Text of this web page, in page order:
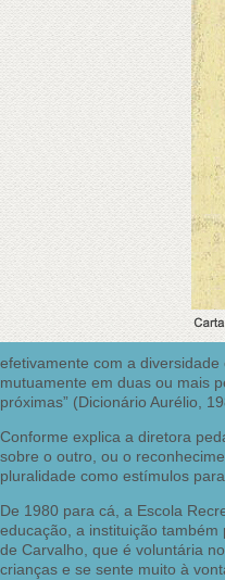
efetivamente com a
mutuamente em duas ou mais
próximas” (Dicionário Aurélio,
Conforme explica a diretora
sobre o outro, ou o
pluralidade como estímulos
De 1980 para cá, a Escola
educação, a instituição
de Carvalho, que é voluntária
crianças e se sente muito à